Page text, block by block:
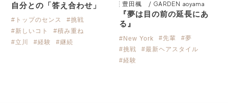
自分との「答え合わせ」
#トップのセンス
#挑戦
#新しいコト
#積み重ね
#立川
#経験 #継続
豊田楓 / GARDEN aoyama
『夢は目の前の延長にあ
る』
#New York #先輩
#夢
#挑戦
#最新ヘアスタイル
#経験